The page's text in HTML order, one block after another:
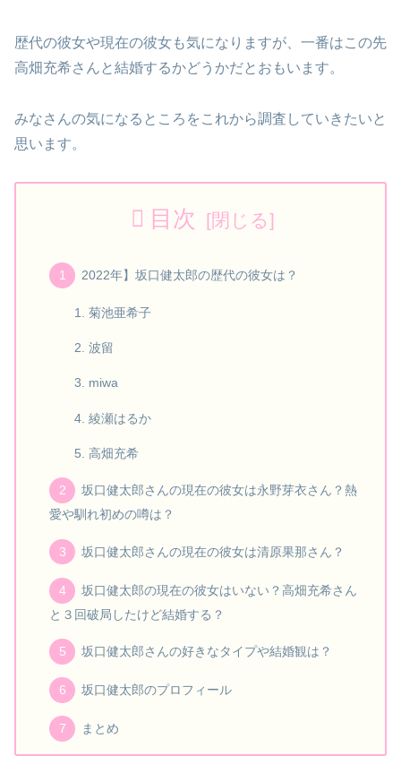
歴代の彼女や現在の彼女も気になりますが、一番はこの先
高畑充希さんと結婚するかどうかだとおもいます。
みなさんの気になるところをこれから調査していきたいと
思います。
目次
2022年】坂口健太郎の歴代の彼女は？
菊池亜希子
波留
miwa
綾瀬はるか
高畑充希
坂口健太郎さんの現在の彼女は永野芽衣さん？熱
愛や馴れ初めの噂は？
坂口健太郎さんの現在の彼女は清原果那さん？
坂口健太郎の現在の彼女はいない？高畑充希さん
と３回破局したけど結婚する？
坂口健太郎さんの好きなタイプや結婚観は？
坂口健太郎のプロフィール
まとめ